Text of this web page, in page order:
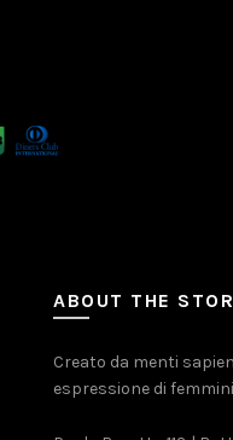
ABOUT THE
Creato da menti
espressione di